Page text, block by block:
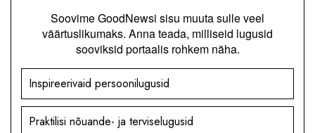
Soovime GoodNewsi sisu muuta sulle veel
väärtuslikumaks. Anna teada, milliseid lugusid
sooviksid portaalis rohkem näha.
Inspireerivaid persoonilugusid
Praktilisi nõuande- ja terviselugusid